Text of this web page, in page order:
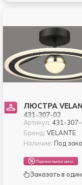
ЛЮСТРА
431-307-02
Артикул: 431-
Бренд: VELANTE
Наличие: Под
Персональная цена
Заказать в